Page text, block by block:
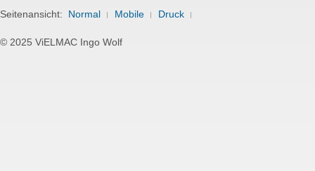
Seitenansicht: Normal Mobile Druck
© 2025 ViELMAC Ingo Wolf